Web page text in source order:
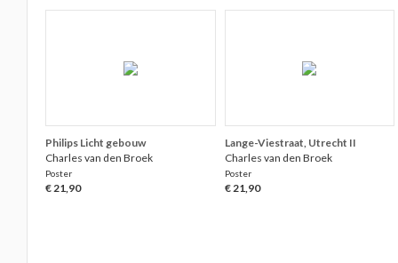
Philips Licht gebouw
Charles van den Broek
Poster
€ 21,90
Lange-Viestraat, Utrecht II
Charles van den Broek
Poster
€ 21,90